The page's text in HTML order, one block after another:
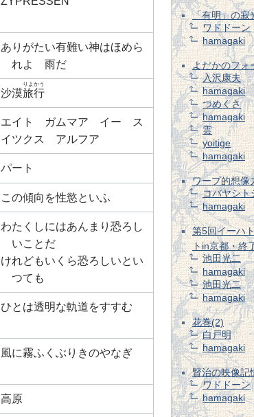
ありがたい有難い神はほめら
れよ 雨だ
沙漠旅行
りよかう
エイト ガムマア イー ス
イツクス アルフア
パート
この傾向を性慾といふ
わたくしにはあんまり恐ろし
いことだ
けれどもいくら恐ろしいとい
つても
ひとは透明な軌道をすすむ
風に霧ふくぶりきのやなぎ
高原
「有明」の寂
ワドドーン
hamagaki
よだかのフォ
入沢康夫
hamagaki
つめくさ
hamagaki
雲
yoitige
hamagaki
ワープ的想像
コバヤシト
hamagaki
第5回イーハ
トin京都・終
池田光二
hamagaki
池田光二
hamagaki
花巻(2)
白戸明
hamagaki
賢治の映像記
ワドドーン
hamagaki